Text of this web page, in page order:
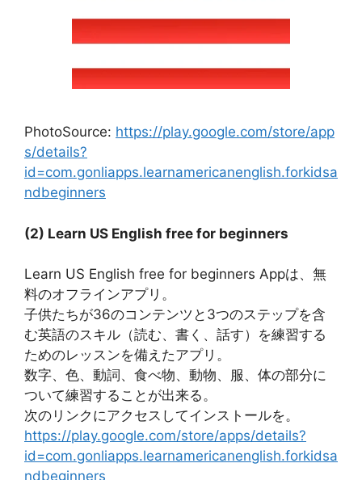
PhotoSource: https://play.google.com/store/app
s/details?
id=com.gonliapps.learnamericanenglish.forkidsa
ndbeginners
(2) Learn US English free for beginners
Learn US English free for beginners Appは、無
料のオフラインアプリ。
子供たちが36のコンテンツと3つのステップを含
む英語のスキル（読む、書く、話す）を練習する
ためのレッスンを備えたアプリ。
数字、色、動詞、食べ物、動物、服、体の部分に
ついて練習することが出来る。
次のリンクにアクセスしてインストールを。
https://play.google.com/store/apps/details?
id=com.gonliapps.learnamericanenglish.forkidsa
ndbeginners